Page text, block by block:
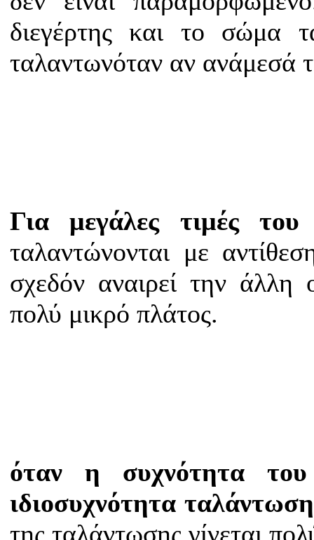
διεγέρτης και το σώμα
ταλαντωνόταν αν ανάμεσά
Για μεγάλες τιμές
ταλαντώνονται με
σχεδόν αναιρεί την
πολύ μικρό πλάτος.
όταν η συχνότητα
ιδιοσυχνότητα
της ταλάντωσης γίνεται